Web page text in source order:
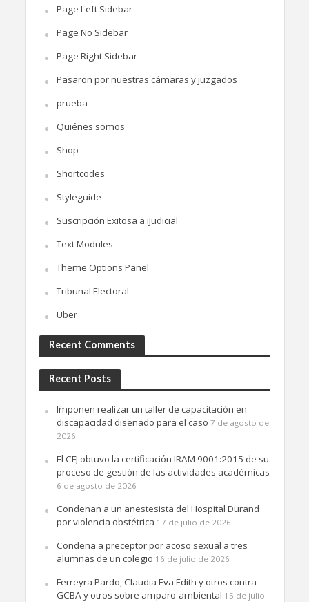
Page Left Sidebar
Page No Sidebar
Page Right Sidebar
Pasaron por nuestras cámaras y juzgados
prueba
Quiénes somos
Shop
Shortcodes
Styleguide
Suscripción Exitosa a iJudicial
Text Modules
Theme Options Panel
Tribunal Electoral
Uber
Recent Comments
Recent Posts
Imponen realizar un taller de capacitación en
discapacidad diseñado para el caso 7 de agosto de
2026
El CFJ obtuvo la certificación IRAM 9001:2015 de su
proceso de gestión de las actividades académicas
6 de agosto de 2026
Condenan a un anestesista del Hospital Durand
por violencia obstétrica 17 de julio de 2026
Condena a preceptor por acoso sexual a tres
alumnas de un colegio 16 de julio de 2026
Ferreyra Pardo, Claudia Eva Edith y otros contra
GCBA y otros sobre amparo-ambiental 15 de julio